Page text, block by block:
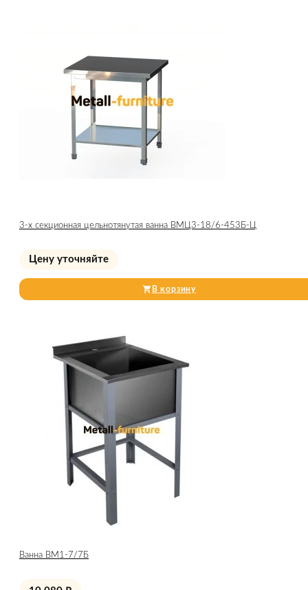
3-х секционная цельнотянутая ванна ВМЦ3-18/6-453Б-Ц
Цену уточняйте
В корзину
Ванна ВМ1-7/7Б